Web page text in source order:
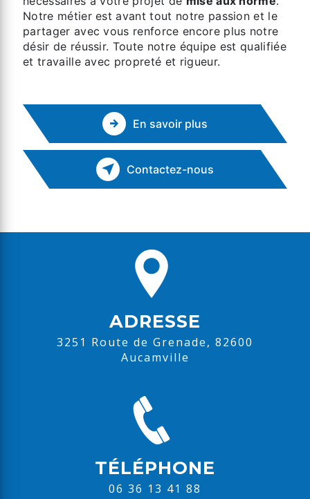
Notre métier est avant tout notre passion et le
partager avec vous renforce encore plus notre
désir de réussir. Toute notre équipe est qualifiée
et travaille avec propreté et rigueur.
En savoir plus
Contactez-nous
ADRESSE
3251 Route de Grenade, 82600
Aucamville
TÉLÉPHONE
06 36 13 41 88